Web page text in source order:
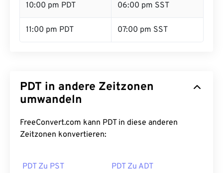
10:00 pm PDT 06:00 pm SST
11:00 pm PDT 07:00 pm SST
PDT in andere Zeitzonen
umwandeln
FreeConvert.com kann PDT in diese anderen
Zeitzonen konvertieren:
PDT Zu PST PDT Zu ADT